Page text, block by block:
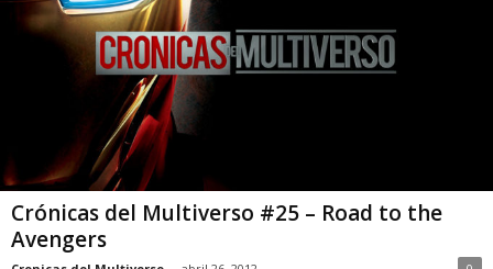
Crónicas del Multiverso #25 – Road to the
Avengers